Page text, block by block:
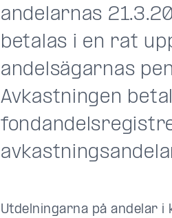
andelarnas
betalas i en rat
andelsägarnas
Avkastningen
Utdelningarna på andelar